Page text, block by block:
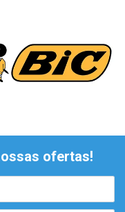
ofertas!